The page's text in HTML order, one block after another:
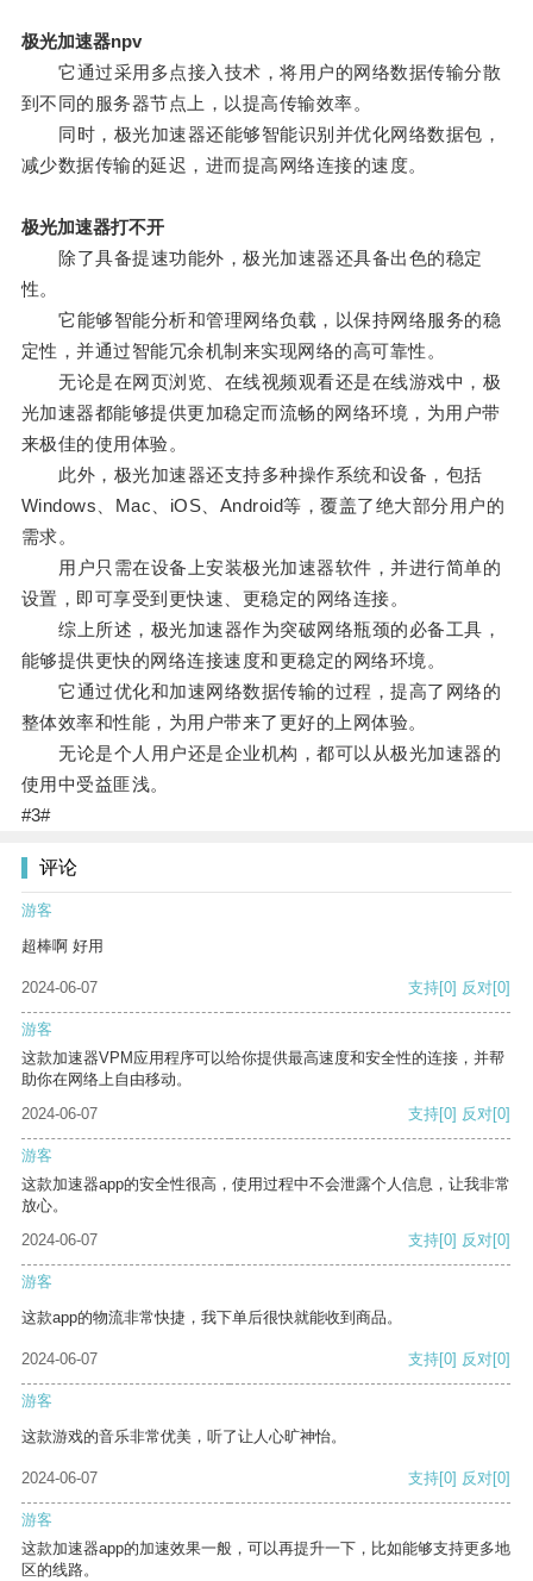
极光加速器npv
它通过采用多点接入技术，将用户的网络数据传输分散
到不同的服务器节点上，以提高传输效率。
同时，极光加速器还能够智能识别并优化网络数据包，
减少数据传输的延迟，进而提高网络连接的速度。
极光加速器打不开
除了具备提速功能外，极光加速器还具备出色的稳定
性。
它能够智能分析和管理网络负载，以保持网络服务的稳
定性，并通过智能冗余机制来实现网络的高可靠性。
无论是在网页浏览、在线视频观看还是在线游戏中，极
光加速器都能够提供更加稳定而流畅的网络环境，为用户带
来极佳的使用体验。
此外，极光加速器还支持多种操作系统和设备，包括
Windows、Mac、iOS、Android等，覆盖了绝大部分用户的
需求。
用户只需在设备上安装极光加速器软件，并进行简单的
设置，即可享受到更快速、更稳定的网络连接。
综上所述，极光加速器作为突破网络瓶颈的必备工具，
能够提供更快的网络连接速度和更稳定的网络环境。
它通过优化和加速网络数据传输的过程，提高了网络的
整体效率和性能，为用户带来了更好的上网体验。
无论是个人用户还是企业机构，都可以从极光加速器的
使用中受益匪浅。
#3#
评论
游客
超棒啊 好用
2024-06-07 支持[0] 反对[0]
游客
这款加速器VPM应用程序可以给你提供最高速度和安全性的连接，并帮
助你在网络上自由移动。
2024-06-07
支持[0] 反对[0]
游客
这款加速器app的安全性很高，使用过程中不会泄露个人信息，让我非常
放心。
2024-06-07
支持[0] 反对[0]
游客
这款app的物流非常快捷，我下单后很快就能收到商品。
2024-06-07 支持[0] 反对[0]
游客
这款游戏的音乐非常优美，听了让人心旷神怡。
2024-06-07 支持[0] 反对[0]
游客
这款加速器app的加速效果一般，可以再提升一下，比如能够支持更多地
区的线路。